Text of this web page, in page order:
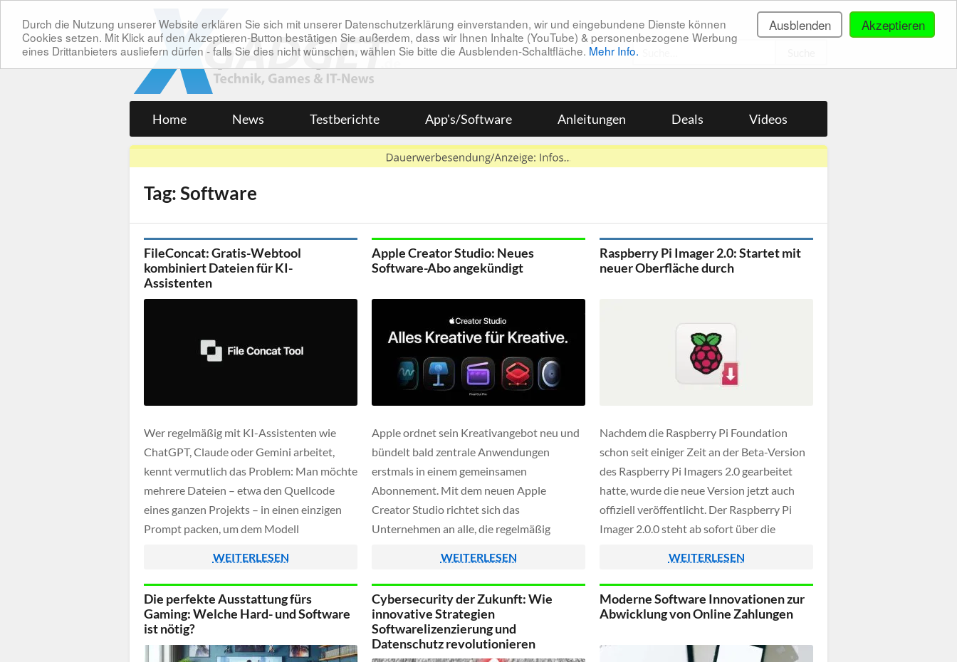
Akzeptieren
Ausblenden
Durch die Nutzung unserer Website erklären Sie sich mit unserer Datenschutzerklärung einverstanden, wir und eingebundene Dienste können
Cookies setzen. Mit Klick auf den Akzeptieren-Button bestätigen Sie außerdem, dass wir Ihnen Inhalte (YouTube) & personenbezogene Werbung
eines Drittanbieters ausliefern dürfen - falls Sie dies nicht wünschen, wählen Sie bitte die Ausblenden-Schaltfläche. Mehr Info.
Home News Testberichte App's/Software Anleitungen Deals Videos
Tag: Software
FileConcat: Gratis-Webtool
kombiniert Dateien für KI-
Assistenten
Wer regelmäßig mit KI-Assistenten wie
ChatGPT, Claude oder Gemini arbeitet,
kennt vermutlich das Problem: Man möchte
mehrere Dateien – etwa den Quellcode
eines ganzen Projekts – in einen einzigen
Prompt packen, um dem Modell
manuelle Kopieren und Einfügen aus
Dutzenden Dateien kostet Zeit und führt
schnell zu unübersichtlichen Ergebnissen.
[…]
WEITERLESEN
Apple Creator Studio: Neues
Software-Abo angekündigt
Apple ordnet sein Kreativangebot neu und
bündelt bald zentrale Anwendungen
erstmals in einem gemeinsamen
Abonnement. Mit dem neuen Apple
Creator Studio richtet sich das
Unternehmen an alle, die regelmäßig
visuelle Inhalte für Präsentationen, Social
Media oder Dokumentationen erstellen
und das plattformübergreifend auf Mac,
iPad und teilweise auch iPhone.
WEITERLESEN
Raspberry Pi Imager 2.0: Startet mit
neuer Oberfläche durch
Nachdem die Raspberry Pi Foundation
schon seit einiger Zeit an der Beta-Version
des Raspberry Pi Imagers 2.0 gearbeitet
hatte, wurde die neue Version jetzt auch
offiziell veröffentlicht. Der Raspberry Pi
Imager 2.0.0 steht ab sofort über die
Download bereit und bringt eine deutlich
aufgeräumtere Benutzeroberfläche mit
sich.
WEITERLESEN
Die perfekte Ausstattung fürs
Gaming: Welche Hard- und Software
ist nötig?
Cybersecurity der Zukunft: Wie
innovative Strategien
Softwarelizenzierung und
Datenschutz revolutionieren
Moderne Software Innovationen zur
Abwicklung von Online Zahlungen